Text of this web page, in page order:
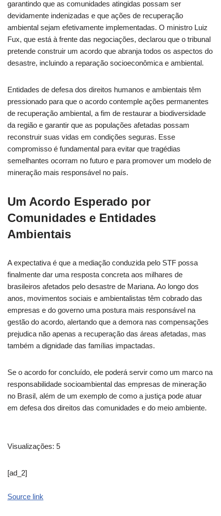
garantindo que as comunidades atingidas possam ser
devidamente indenizadas e que ações de recuperação
ambiental sejam efetivamente implementadas. O ministro Luiz
Fux, que está à frente das negociações, declarou que o tribunal
pretende construir um acordo que abranja todos os aspectos do
desastre, incluindo a reparação socioeconômica e ambiental.
Entidades de defesa dos direitos humanos e ambientais têm
pressionado para que o acordo contemple ações permanentes
de recuperação ambiental, a fim de restaurar a biodiversidade
da região e garantir que as populações afetadas possam
reconstruir suas vidas em condições seguras. Esse
compromisso é fundamental para evitar que tragédias
semelhantes ocorram no futuro e para promover um modelo de
mineração mais responsável no país.
Um Acordo Esperado por
Comunidades e Entidades
Ambientais
A expectativa é que a mediação conduzida pelo STF possa
finalmente dar uma resposta concreta aos milhares de
brasileiros afetados pelo desastre de Mariana. Ao longo dos
anos, movimentos sociais e ambientalistas têm cobrado das
empresas e do governo uma postura mais responsável na
gestão do acordo, alertando que a demora nas compensações
prejudica não apenas a recuperação das áreas afetadas, mas
também a dignidade das famílias impactadas.
Se o acordo for concluído, ele poderá servir como um marco na
responsabilidade socioambiental das empresas de mineração
no Brasil, além de um exemplo de como a justiça pode atuar
em defesa dos direitos das comunidades e do meio ambiente.
Visualizações: 5
[ad_2]
Source link